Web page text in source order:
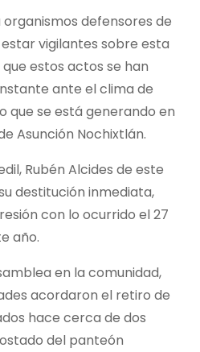
defensores de
vigilantes sobre esta
estos actos se han
ante el clima de
que se está generando en
Asunción Nochixtlán.
Rubén Alcides de este
destitución inmediata,
con lo ocurrido el 27
año.
en la comunidad,
acordaron el retiro de
hace cerca de dos
del panteón